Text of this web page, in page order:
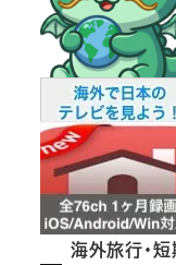
海外旅行・